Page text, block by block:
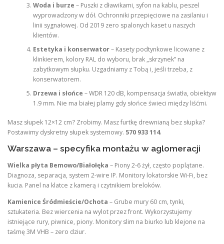
Woda i burze – Puszki z dławikami, syfon na kablu, peszel
wyprowadzony w dół. Ochronniki przepięciowe na zasilaniu i
linii sygnałowej. Od 2019 zero spalonych kaset u naszych
klientów.
Estetyka i konserwator– Kasety podtynkowe licowane z
klinkierem, kolory RAL do wyboru, brak „skrzynek” na
zabytkowym słupku. Uzgadniamy z Tobą i, jeśli trzeba, z
konserwatorem.
Drzewa i słońce – WDR 120 dB, kompensacja światła, obiektyw
1.9 mm. Nie ma białej plamy gdy słońce świeci między liśćmi.
Masz słupek 12×12 cm? Zrobimy. Masz furtkę drewnianą bez słupka?
Postawimy dyskretny słupek systemowy. 570 933 114.
Warszawa – specyfika montażu w aglomeracji
Wielka płyta Bemowo/Białołęka – Piony 2-6 żył, często poplątane.
Diagnoza, separacja, system 2-wire IP. Monitory lokatorskie Wi-Fi, bez
kucia. Panel na klatce z kamerą i czytnikiem breloków.
Kamienice Śródmieście/Ochota – Grube mury 60 cm, tynki,
sztukateria. Bez wiercenia na wylot przez front. Wykorzystujemy
istniejące rury, piwnice, piony. Monitory slim na biurko lub klejone na
taśmę 3M VHB – zero dziur.